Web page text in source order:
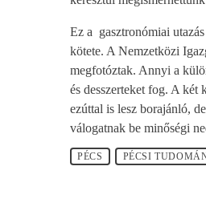
Ez a gasztronómiai
kötete. A Nemzetközi
megfotóztak. Annyi a
és desszerteket fog. A két
ezúttal is lesz borajánló,
válogatnak be minőségi
PÉCS PÉCSI